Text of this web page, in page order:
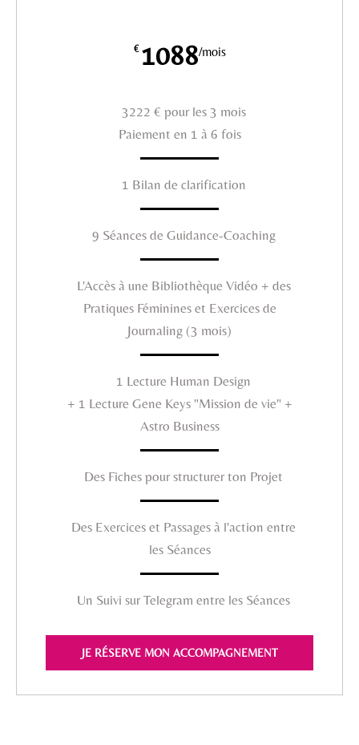
€ 1088/mois
3222 € pour les 3 mois
Paiement en 1 à 6 fois
1 Bilan de clarification
9 Séances de Guidance-Coaching
L'Accès à une Bibliothèque Vidéo + des
Pratiques Féminines et Exercices de
Journaling (3 mois)
1 Lecture Human Design
+ 1 Lecture Gene Keys "Mission de vie" +
Astro Business
Des Fiches pour structurer ton Projet
Des Exercices et Passages à l'action entre
les Séances
Un Suivi sur Telegram entre les Séances
JE RÉSERVE MON ACCOMPAGNEMENT